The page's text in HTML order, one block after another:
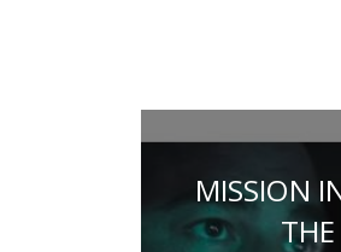
MISSION